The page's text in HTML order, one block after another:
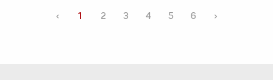
‹ 1 2 3 4 5 6 ›